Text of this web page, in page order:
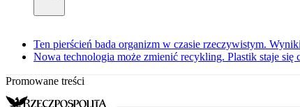
Ten pierścień bada organizm w czasie rzeczywistym.
Nowa technologia może zmienić recykling. Plastik staje się
Promowane treści